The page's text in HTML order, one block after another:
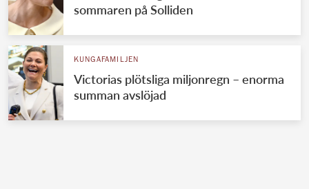
sommaren på Solliden
KUNGAFAMILJEN
Victorias plötsliga miljonregn – enorma
summan avslöjad